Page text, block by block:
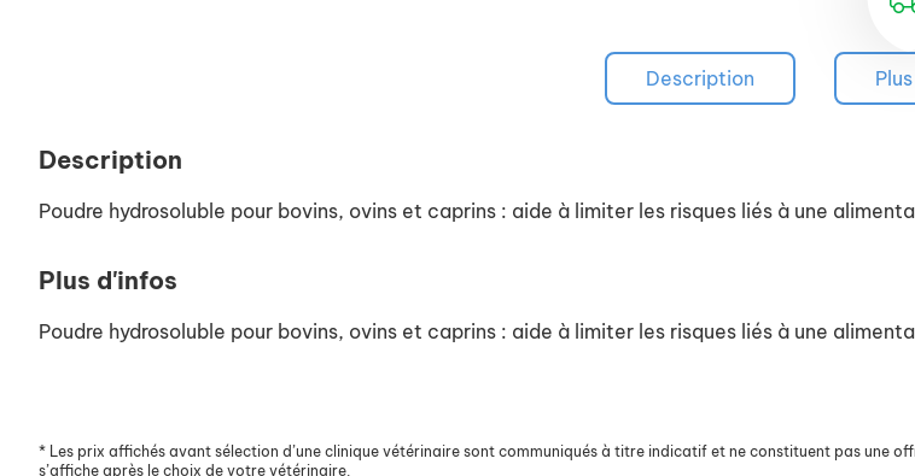
Description
Description
Poudre hydrosoluble pour bovins, ovins et caprins : aide à limiter les risques liés à une
Plus d'infos
Poudre hydrosoluble pour bovins, ovins et caprins : aide à limiter les risques liés à une
* Les prix affichés avant sélection d’une clinique vétérinaire sont communiqués à titre indicatif et ne constituent pas une
s’affiche après le choix de votre vétérinaire.